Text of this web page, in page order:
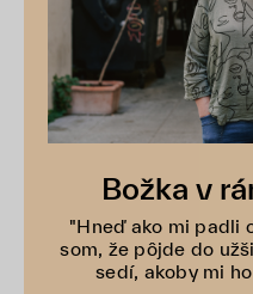
Božka v
"Hneď ako mi padli
som, že pôjde do
sedí, akoby mi